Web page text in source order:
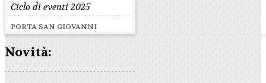
Ciclo di eventi 2025
PORTA SAN GIOVANNI
Novità: